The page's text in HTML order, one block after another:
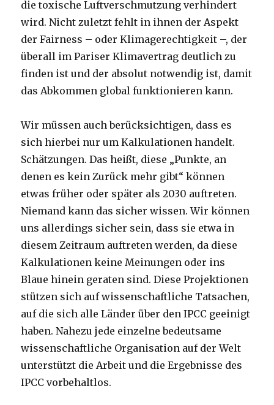
die toxische Luftverschmutzung verhindert
wird. Nicht zuletzt fehlt in ihnen der Aspekt
der Fairness – oder Klimagerechtigkeit –, der
überall im Pariser Klimavertrag deutlich zu
finden ist und der absolut notwendig ist, damit
das Abkommen global funktionieren kann.
Wir müssen auch berücksichtigen, dass es
sich hierbei nur um Kalkulationen handelt.
Schätzungen. Das heißt, diese „Punkte, an
denen es kein Zurück mehr gibt“ können
etwas früher oder später als 2030 auftreten.
Niemand kann das sicher wissen. Wir können
uns allerdings sicher sein, dass sie etwa in
diesem Zeitraum auftreten werden, da diese
Kalkulationen keine Meinungen oder ins
Blaue hinein geraten sind. Diese Projektionen
stützen sich auf wissenschaftliche Tatsachen,
auf die sich alle Länder über den IPCC geeinigt
haben. Nahezu jede einzelne bedeutsame
wissenschaftliche Organisation auf der Welt
unterstützt die Arbeit und die Ergebnisse des
IPCC vorbehaltlos.